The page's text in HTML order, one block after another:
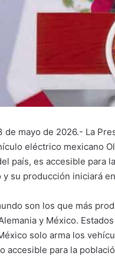
de mayo de 2026.- La
eléctrico mexicano
país, es accesible para
su producción iniciará
son los que más
y México.
solo arma los
accesible para la